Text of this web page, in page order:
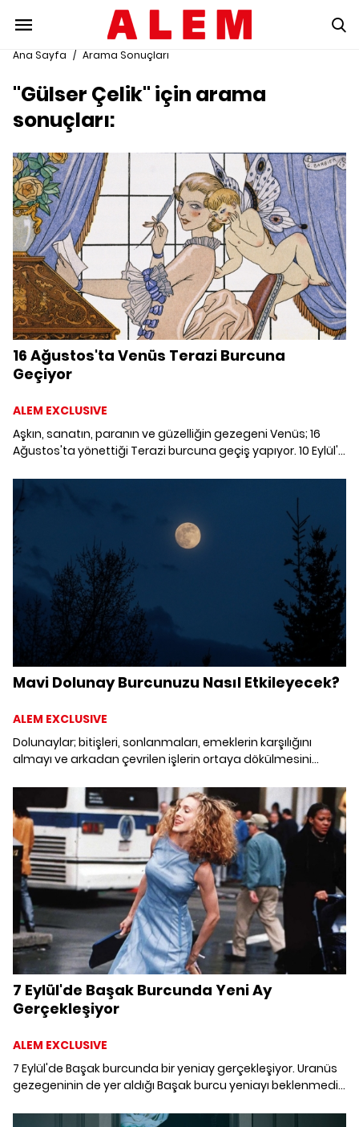
Ana Sayfa / Arama Sonuçları
"Gülser Çelik" için arama
sonuçları:
16 Ağustos'ta Venüs Terazi Burcuna
Geçiyor
ALEM EXCLUSIVE
Aşkın, sanatın, paranın ve güzelliğin gezegeni Venüs; 16
Ağustos'ta yönettiği Terazi burcuna geçiş yapıyor. 10 Eylül'e
geçişinin, burçlara etkilerini derledik.
Mavi Dolunay Burcunuzu Nasıl Etkileyecek?
ALEM EXCLUSIVE
Dolunaylar; bitişleri, sonlanmaları, emeklerin karşılığını
almayı ve arkadan çevrilen işlerin ortaya dökülmesini
ay içerisinde ikinci dolunay aynı burçta gerçekleşiyor. Bu
dolunayı diğerlerinden ayıran ise içerisinde Jüpiter
gezegeninin olması. Peki Kova'da gerçekleşen mavi
dolunay burcunuzu nasıl etkileyecek?
7 Eylül'de Başak Burcunda Yeni Ay
Gerçekleşiyor
ALEM EXCLUSIVE
7 Eylül'de Başak burcunda bir yeniay gerçekleşiyor. Uranüs
gezegeninin de yer aldığı Başak burcu yeniayı beklenmedik,